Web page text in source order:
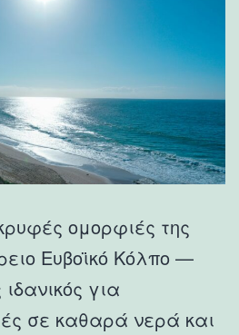
ομορφιές της
Ευβοϊκό Κόλπο —
για
σε καθαρά νερά και